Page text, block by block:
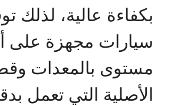
بكفاءة عالية، لذلك
سيارات مجهزة على
مستوى بالمعدات
الأصلية التي تعمل